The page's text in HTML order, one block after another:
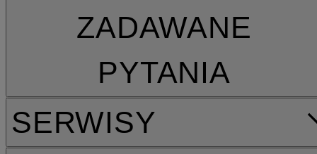
ZADAWANE
PYTANIA
SERWISY